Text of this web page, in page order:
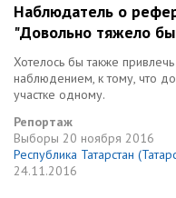
Наблюдатель о
"Довольно тяжело
Хотелось бы также
наблюдением, к тому, что
участке одному.
Репортаж
Выборы 20 ноября 2016
Республика Татарстан
24.11.2016